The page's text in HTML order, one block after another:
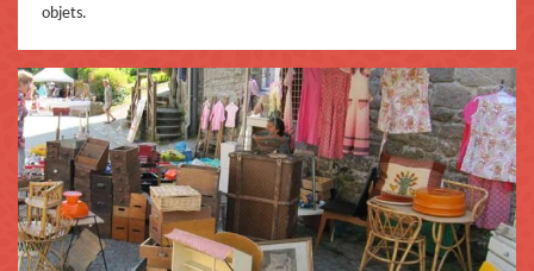
objets.